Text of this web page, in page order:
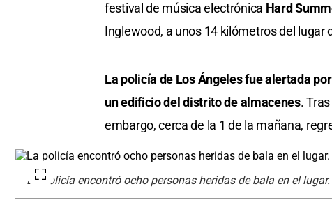
festival de música electrónica Hard
Inglewood, a unos 14 kilómetros del lugar
La policía de Los Ángeles fue alertada
un edificio del distrito de almacenes.
embargo, cerca de la 1 de la mañana,
La policía encontró ocho personas heridas de bala en el lugar.